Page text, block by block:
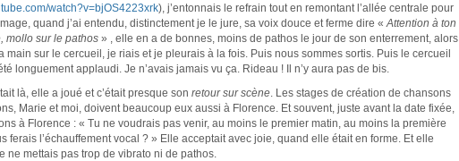
watch?v=bjOS4223xrk), j’entonnais le refrain tout en remontant l’allée centrale pour
quand j’ai entendu, distinctement je le jure, sa voix douce et ferme dire «Attention à ton
mollo sur le pathos » , elle en a de bonnes, moins de pathos le jour de son enterrement, alors
main sur le cercueil, je riais et je pleurais à la fois. Puis nous sommes sortis. Puis le cercueil
longuement applaudi. Je n’avais jamais vu ça. Rideau ! Il n’y aura pas de bis.
là, elle a joué et c’était presque son retour sur scène. Les stages de création de chansons
Marie et moi, doivent beaucoup eux aussi à Florence. Et souvent, juste avant la date fixée,
à Florence : « Tu ne voudrais pas venir, au moins le premier matin, au moins la première
ferais l’échauffement vocal ? » Elle acceptait avec joie, quand elle était en forme. Et elle
ne mettais pas trop de vibrato ni de pathos.